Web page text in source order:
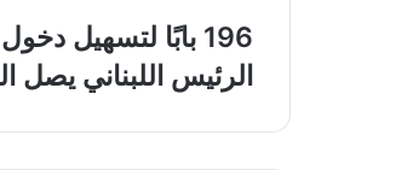
196
بابًا
لتسهيل
الحجاج
196 بابًا لتسهيل دخول الحجاج والمعتمرين وتوفير الراحة في المسجد الحرام
الرئيس
اللبناني
الرئيس اللبناني يصل